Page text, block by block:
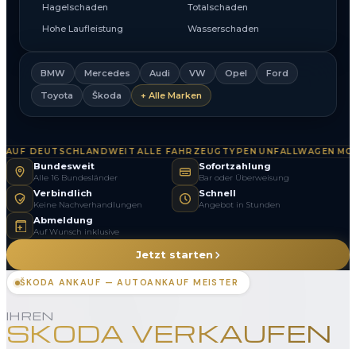
Hagelschaden
Totalschaden
Hohe Laufleistung
Wasserschaden
BMW Mercedes Audi VW Opel
Ford
Toyota
Škoda + Alle Marken
DEUTSCHLANDWEIT ALLE FAHRZEUGTYPEN·UNFALLWAGEN·
Bundesweit
Alle 16 Bundesländer
Sofortzahlung
Bar oder Überweisung
Verbindlich
Keine Nachverhandlungen
Schnell
Angebot in Stunden
Abmeldung
Auf Wunsch inklusive
Jetzt starten
ŠKODA ANKAUF — AUTOANKAUF MEISTER
IHREN
SKODA VERKAUFEN